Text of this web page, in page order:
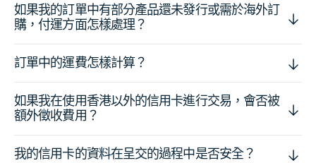
如果我的訂單中有部分產品還未發行或需於海外訂
購，付運方面怎樣處理？
訂單中的運費怎樣計算？
如果我在使用香港以外的信用卡進行交易，會否被
額外徵收費用？
我的信用卡的資料在呈交的過程中是否安全？